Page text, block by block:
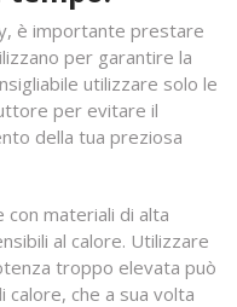
è importante prestare
per garantire la
utilizzare solo le
per evitare il
della tua preziosa
con materiali di alta
al calore. Utilizzare
troppo elevata può
calore, che a sua volta